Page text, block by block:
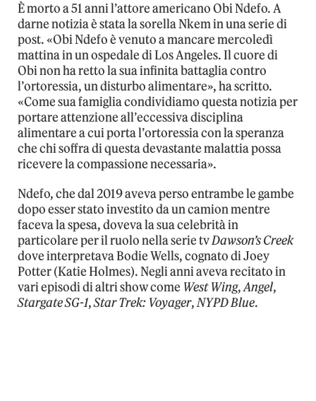
È morto a 51 anni l’attore americano Obi Ndefo. A
darne notizia è stata la sorella Nkem in una serie di
post. «Obi Ndefo è venuto a mancare mercoledì
mattina in un ospedale di Los Angeles. Il cuore di
Obi non ha retto la sua infinita battaglia contro
l’ortoressia, un disturbo alimentare», ha scritto.
«Come sua famiglia condividiamo questa notizia per
portare attenzione all’eccessiva disciplina
alimentare a cui porta l’ortoressia con la speranza
che chi soffra di questa devastante malattia possa
ricevere la compassione necessaria».
Ndefo, che dal 2019 aveva perso entrambe le gambe
dopo esser stato investito da un camion mentre
faceva la spesa, doveva la sua celebrità in
particolare per il ruolo nella serie tvDawson’s Creek
dove interpretava Bodie Wells, cognato di Joey
Potter (Katie Holmes). Negli anni aveva recitato in
vari episodi di altri show come West Wing,Angel,
Stargate SG-1,Star Trek: Voyager,NYPD Blue.